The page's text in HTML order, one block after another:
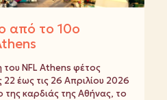
από το 10ο
του NFL Athens φέτος
22 έως τις 26 Απριλίου 2026
καρδιάς της Αθήνας, το